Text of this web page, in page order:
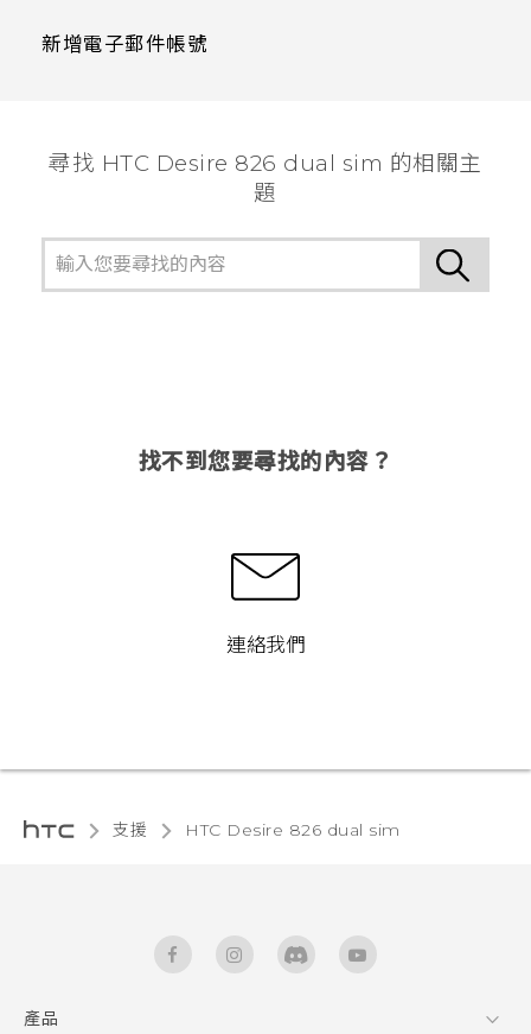
新增電子郵件帳號
尋找 HTC Desire 826 dual sim 的相關主
題
找不到您要尋找的內容？
連絡我們
支援 HTC Desire 826 dual sim‎
產品